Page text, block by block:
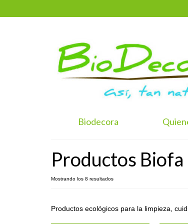
Biodecora
Productos Biofa
Mostrando los 8 resultados
Productos ecológicos para la limpieza,